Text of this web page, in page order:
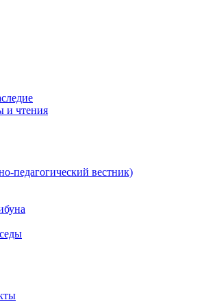
и чтения
педагогический вестник)